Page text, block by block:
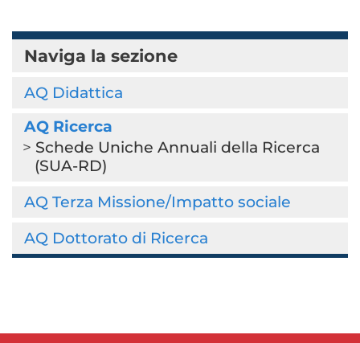
Naviga la sezione
AQ Didattica
AQ Ricerca
Schede Uniche Annuali della Ricerca
(SUA-RD)
AQ Terza Missione/Impatto sociale
AQ Dottorato di Ricerca